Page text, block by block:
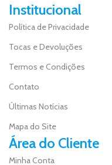
Institucional
Política de Privacidade
Tocas e Devoluções
Termos e Condições
Contato
Últimas Notícias
Mapa do Site
Área do Cliente
Minha Conta